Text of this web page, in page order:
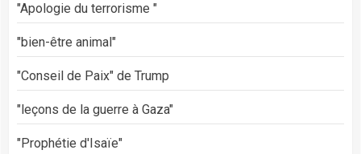
"Apologie du terrorisme "
"bien-être animal"
"Conseil de Paix" de Trump
"leçons de la guerre à Gaza"
"Prophétie d'Isaïe"